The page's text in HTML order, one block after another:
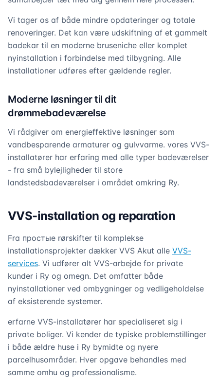
Vi tager os af både mindre opdateringer og totale
renoveringer. Det kan være udskiftning af et gammelt
badekar til en moderne bruseniche eller komplet
nyinstallation i forbindelse med tilbygning. Alle
installationer udføres efter gældende regler.
Moderne løsninger til dit
drømmebadeværelse
Vi rådgiver om energieffektive løsninger som
vandbesparende armaturer og gulvvarme. vores VVS-
installatører har erfaring med alle typer badeværelser
- fra små bylejligheder til store
landstedsbadeværelser i området omkring Ry.
VVS-installation og reparation
Fra простые rørskifter til komplekse
installationsprojekter dækker VVS Akut alle VVS-
services. Vi udfører alt VVS-arbejde for private
kunder i Ry og omegn. Det omfatter både
nyinstallationer ved ombygninger og vedligeholdelse
af eksisterende systemer.
erfarne VVS-installatører har specialiseret sig i
private boliger. Vi kender de typiske problemstillinger
i både ældre huse i Ry bymidte og nyere
parcelhusområder. Hver opgave behandles med
samme omhu og professionalisme.